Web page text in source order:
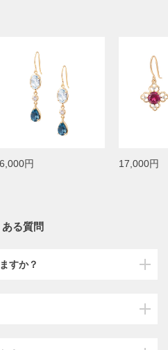
円 17,000円
ある質問
すか？